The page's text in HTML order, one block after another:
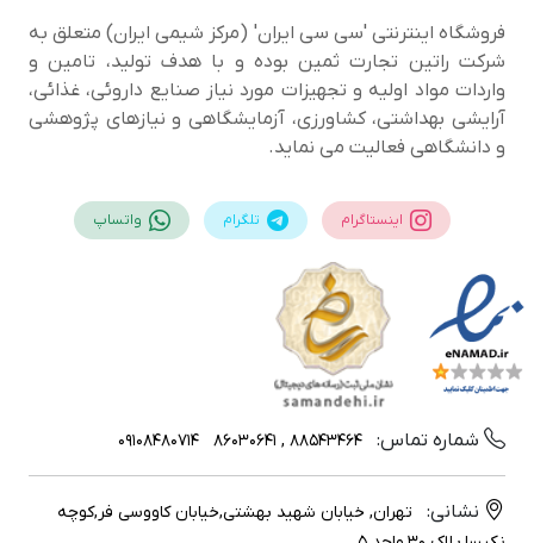
فروشگاه اینترنتی 'سی سی ایران' (مرکز شیمی ایران) متعلق به
شرکت راتین تجارت ثمین بوده و با هدف تولید، تامین و
واردات مواد اولیه و تجهیزات مورد نیاز صنایع داروئی، غذائی،
آرایشی بهداشتی، کشاورزی، آزمایشگاهی و نیازهای پژوهشی
و دانشگاهی فعالیت می نماید.
اینستاگرام تلگرام واتساپ
شماره تماس: 88543464 , 86030641
09108480714
نشانی:
تهران, خیابان شهید بهشتی,خیابان کاووسی فر,کوچه